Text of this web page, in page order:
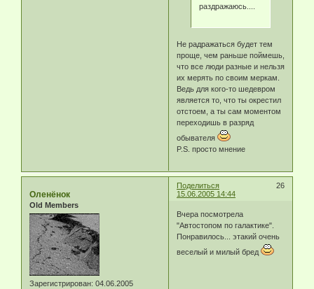
раздражаюсь....
Не радражаться будет тем
проще, чем раньше поймешь,
что все люди разные и нельзя
их мерять по своим меркам.
Ведь для кого-то шедевром
является то, что ты окрестил
отстоем, а ты сам моментом
переходишь в разряд
обывателя
P.S. просто мнение
Поделиться
26
15.06.2005 14:44
Оленёнок
Old Members
Зарегистрирован: 04.06.2005
Вчера посмотрела
"Автостопом по галактике".
Понравилось... этакий очень
веселый и милый бред